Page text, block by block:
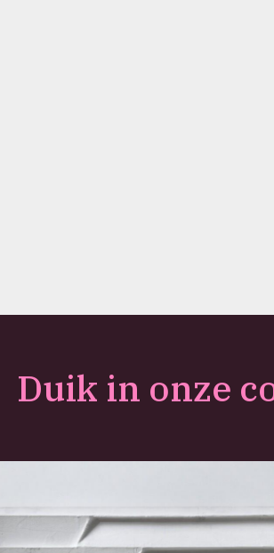
Duik in onze